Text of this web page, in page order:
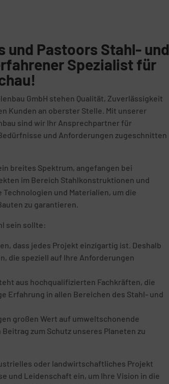
und Pastoors Stahl- und
Spezialist für
GmbH stehen Qualität, Zuverlässigkeit
Kunden an oberster Stelle. Mit unserer
sind wir Ihr Ansprechpartner für
und Anforderungen zugeschnitten
breites Spektrum, angefangen bei
im Bereich Stahlkonstruktionen und
und Materialien, um die
zu garantieren.
sein sollte:
dass jedes Projekt einzigartig ist. Deshalb
die speziell auf Ihre Anforderungen
aus hochqualifizierten Fachkräften, die
Erfahrung in allen Bereichen des Stahl- und
großen Wert auf umweltschonende
zum Schutz unseres Planeten zu
oder landwirtschaftliches Projekt
und Leidenschaft ein, um Ihre Vision in die